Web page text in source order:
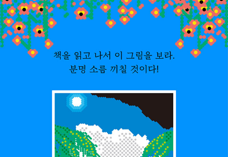
고금을 넘나드는 다채롭고 환상적인 분위기를 펼쳐 보이면서도 곡예
에 가까운 반전까지 압축적으로 담아내 또 한 번 독자들에게 짜릿한
즐거움을 선사했다. 《7인 1역》 일본어판 원제: 《나라는 이름의 변주
곡 私という名の変奏曲》 은 사건을 둘러싼 전모의 핵심이 초반부
에 드러날 뿐만 아니라 진범을 작가조차 알 수 없다는 점에서 미스터
를 정교하게 묘사하고 사건 해결 뒤에도 우수에 찬 여운을 남기는 프
랑스 추리물의 특징을 예술적 개성으로 자기화한다. 한마디로 미스터
리 기법과 문학 스타일 양면에서 성공적인 실험을 통해 자기 세계를
확장하고 미스터리 문학의 새로운 경지를 개척한 불세출의 역작이자,
40년에 걸쳐 다섯 번 재출간된 불사조 미스터리다.